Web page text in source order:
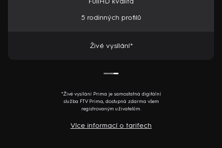
5 rodinných profilů
Živé vysílání*
*Živé vysílání Prima je samostatná digitální
služba FTV Prima, dostupná zdarma všem
registrovaným uživatelům.
Více informací o tarifech